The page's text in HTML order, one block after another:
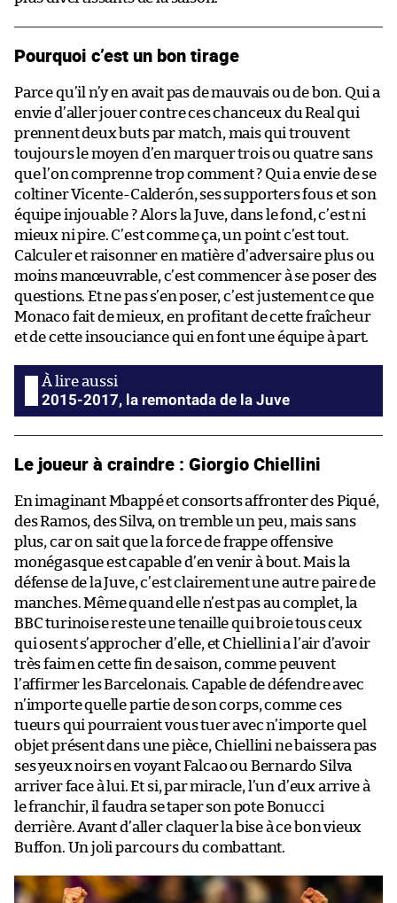
Pourquoi c’est un bon tirage
Parce qu’il n’y en avait pas de mauvais ou de bon. Qui a
envie d’aller jouer contre ces chanceux du Real qui
prennent deux buts par match, mais qui trouvent
toujours le moyen d’en marquer trois ou quatre sans
que l’on comprenne trop comment ? Qui a envie de se
coltiner Vicente-Calderón, ses supporters fous et son
équipe injouable ? Alors la Juve, dans le fond, c’est ni
mieux ni pire. C’est comme ça, un point c’est tout.
Calculer et raisonner en matière d’adversaire plus ou
moins manœuvrable, c’est commencer à se poser des
questions. Et ne pas s’en poser, c’est justement ce que
Monaco fait de mieux, en profitant de cette fraîcheur
et de cette insouciance qui en font une équipe à part.
2015-2017, la remontada de la Juve
Le joueur à craindre : Giorgio Chiellini
En imaginant Mbappé et consorts affronter des Piqué,
des Ramos, des Silva, on tremble un peu, mais sans
plus, car on sait que la force de frappe offensive
monégasque est capable d’en venir à bout. Mais la
défense de la Juve, c’est clairement une autre paire de
manches. Même quand elle n’est pas au complet, la
BBC turinoise reste une tenaille qui broie tous ceux
qui osent s’approcher d’elle, et Chiellini a l’air d’avoir
très faim en cette fin de saison, comme peuvent
l’affirmer les Barcelonais. Capable de défendre avec
n’importe quelle partie de son corps, comme ces
tueurs qui pourraient vous tuer avec n’importe quel
objet présent dans une pièce, Chiellini ne baissera pas
ses yeux noirs en voyant Falcao ou Bernardo Silva
arriver face à lui. Et si, par miracle, l’un d’eux arrive à
le franchir, il faudra se taper son pote Bonucci
derrière. Avant d’aller claquer la bise à ce bon vieux
Buffon. Un joli parcours du combattant.